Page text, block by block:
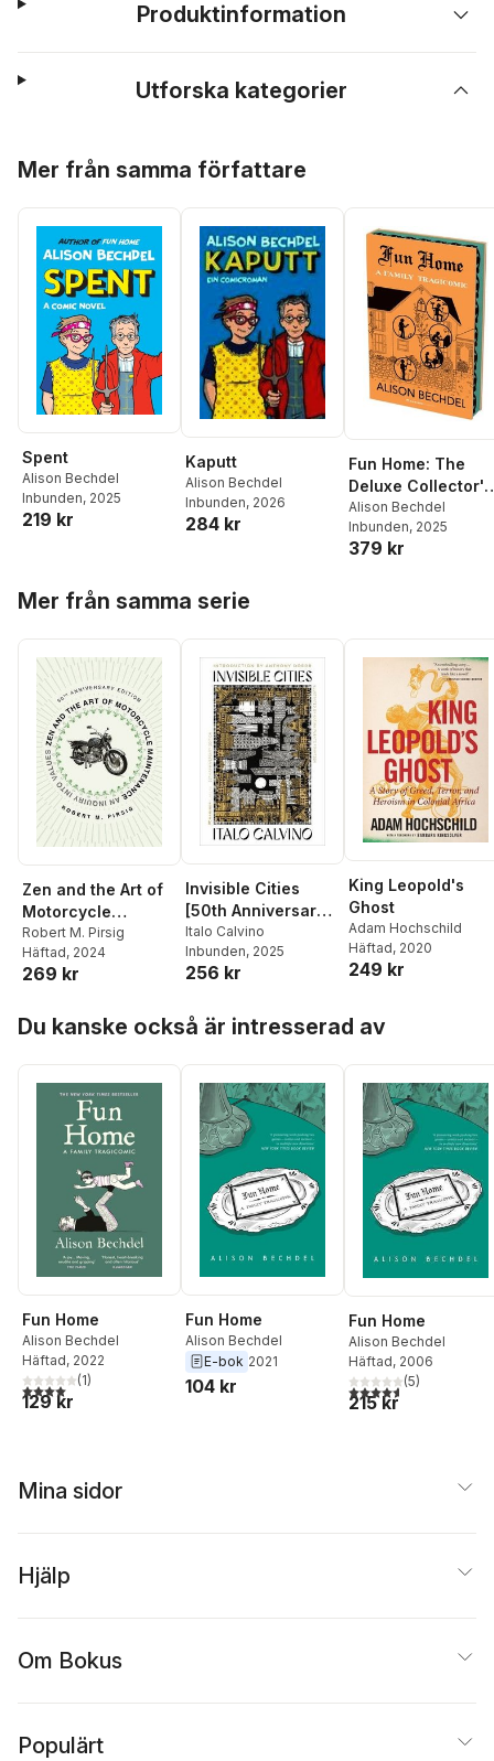
Produktinformation
Utforska kategorier
Mer från samma författare
Spent
Alison Bechdel
Inbunden, 2025
219 kr
Kaputt
Alison Bechdel
Inbunden, 2026
284 kr
Fun Home: The
Deluxe Collector's
Edition: A Family
Tragicomic
Alison Bechdel
Inbunden, 2025
379 kr
Mer från samma serie
Zen and the Art of
Motorcycle
Maintenance [50th
Anniversary
Edition]
Robert M. Pirsig
Häftad, 2024
269 kr
Invisible Cities
[50th Anniversary
Edition]
Italo Calvino
Inbunden, 2025
256 kr
King Leopold's
Ghost
Adam Hochschild
Häftad, 2020
249 kr
Du kanske också är intresserad av
Fun Home
Alison Bechdel
Häftad, 2022
4,0utav 5 stjärnor. Totalt antal röster:
(1)
129 kr
Fun Home
Alison Bechdel
E-bok 2021
104 kr
Fun Home
Alison Bechdel
Häftad, 2006
4,6utav 5 stjärnor.
(5)
215 kr
Mina sidor
Hjälp
Om Bokus
Populärt